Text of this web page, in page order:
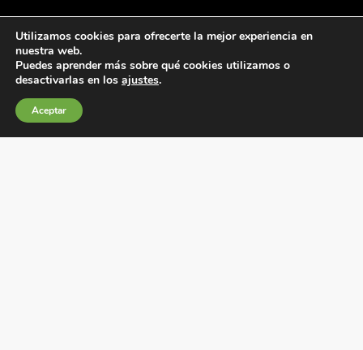
Política de privacidad
Utilizamos cookies para ofrecerte la mejor experiencia en
nuestra web.
Puedes aprender más sobre qué cookies utilizamos o
desactivarlas en los ajustes.
Aceptar